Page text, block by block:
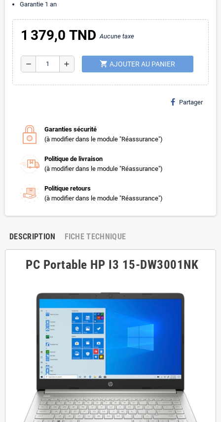
Garantie 1 an
1 379,0 TNDAucune taxe
remove add shopping_cart AJOUTER AU PANIER
Partager
Garanties sécurité
(à modifier dans le module "Réassurance")
Politique de livraison
(à modifier dans le module "Réassurance")
Politique retours
(à modifier dans le module "Réassurance")
DESCRIPTION FICHE TECHNIQUE
PC Portable HP I3 15-DW3001NK